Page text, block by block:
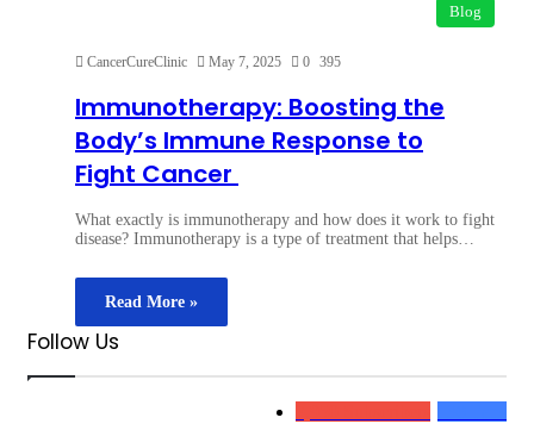
Blog
CancerCureClinic May 7, 2025 0 395
Immunotherapy: Boosting the
Body’s Immune Response to
Fight Cancer
What exactly is immunotherapy and how does it work to fight
disease? Immunotherapy is a type of treatment that helps…
Read More »
Follow Us